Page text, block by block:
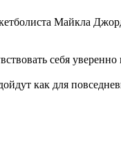
Майкла
себя
как для